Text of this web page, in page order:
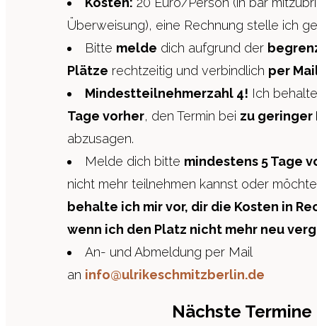
Überweisung), eine Rechnung stelle ich
Bitte melde dich aufgrund der
Plätze rechtzeitig und verbindlich per
Mindestteilnehmerzahl 4! Ich
Tage vorher, den Termin bei zu
abzusagen.
Melde dich bitte mindestens 5 Tage
nicht mehr teilnehmen kannst oder
behalte ich mir vor, dir die Kosten in
wenn ich den Platz nicht mehr neu
An- und Abmeldung per Mail
an info@ulrikeschmitzberlin.de
Nächste Termine